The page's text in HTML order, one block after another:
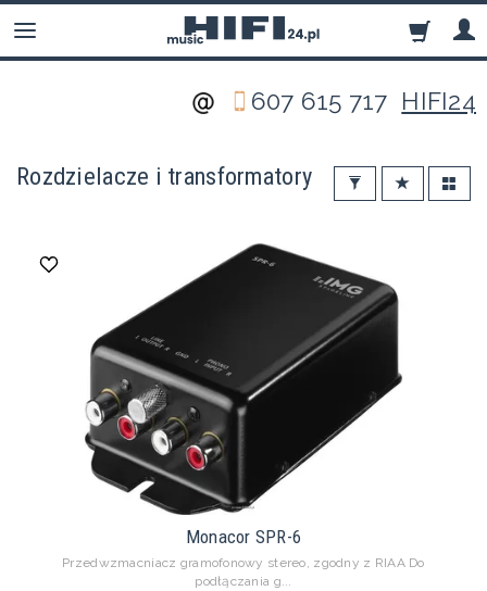
607 615 717 HIFI24
Rozdzielacze i transformatory
Monacor SPR-6
Przedwzmacniacz gramofonowy stereo, zgodny z RIAA Do
podłączania g...